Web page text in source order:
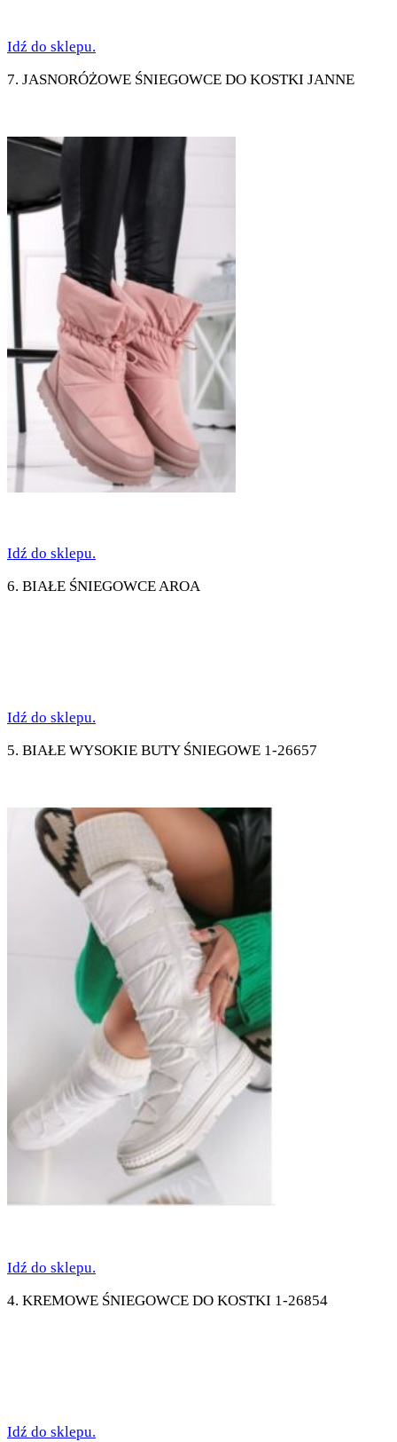
Idź do sklepu.
7. JASNORÓŻOWE ŚNIEGOWCE DO KOSTKI JANNE
Idź do sklepu.
6. BIAŁE ŚNIEGOWCE AROA
Idź do sklepu.
5. BIAŁE WYSOKIE BUTY ŚNIEGOWE 1-26657
Idź do sklepu.
4. KREMOWE ŚNIEGOWCE DO KOSTKI 1-26854
Idź do sklepu.